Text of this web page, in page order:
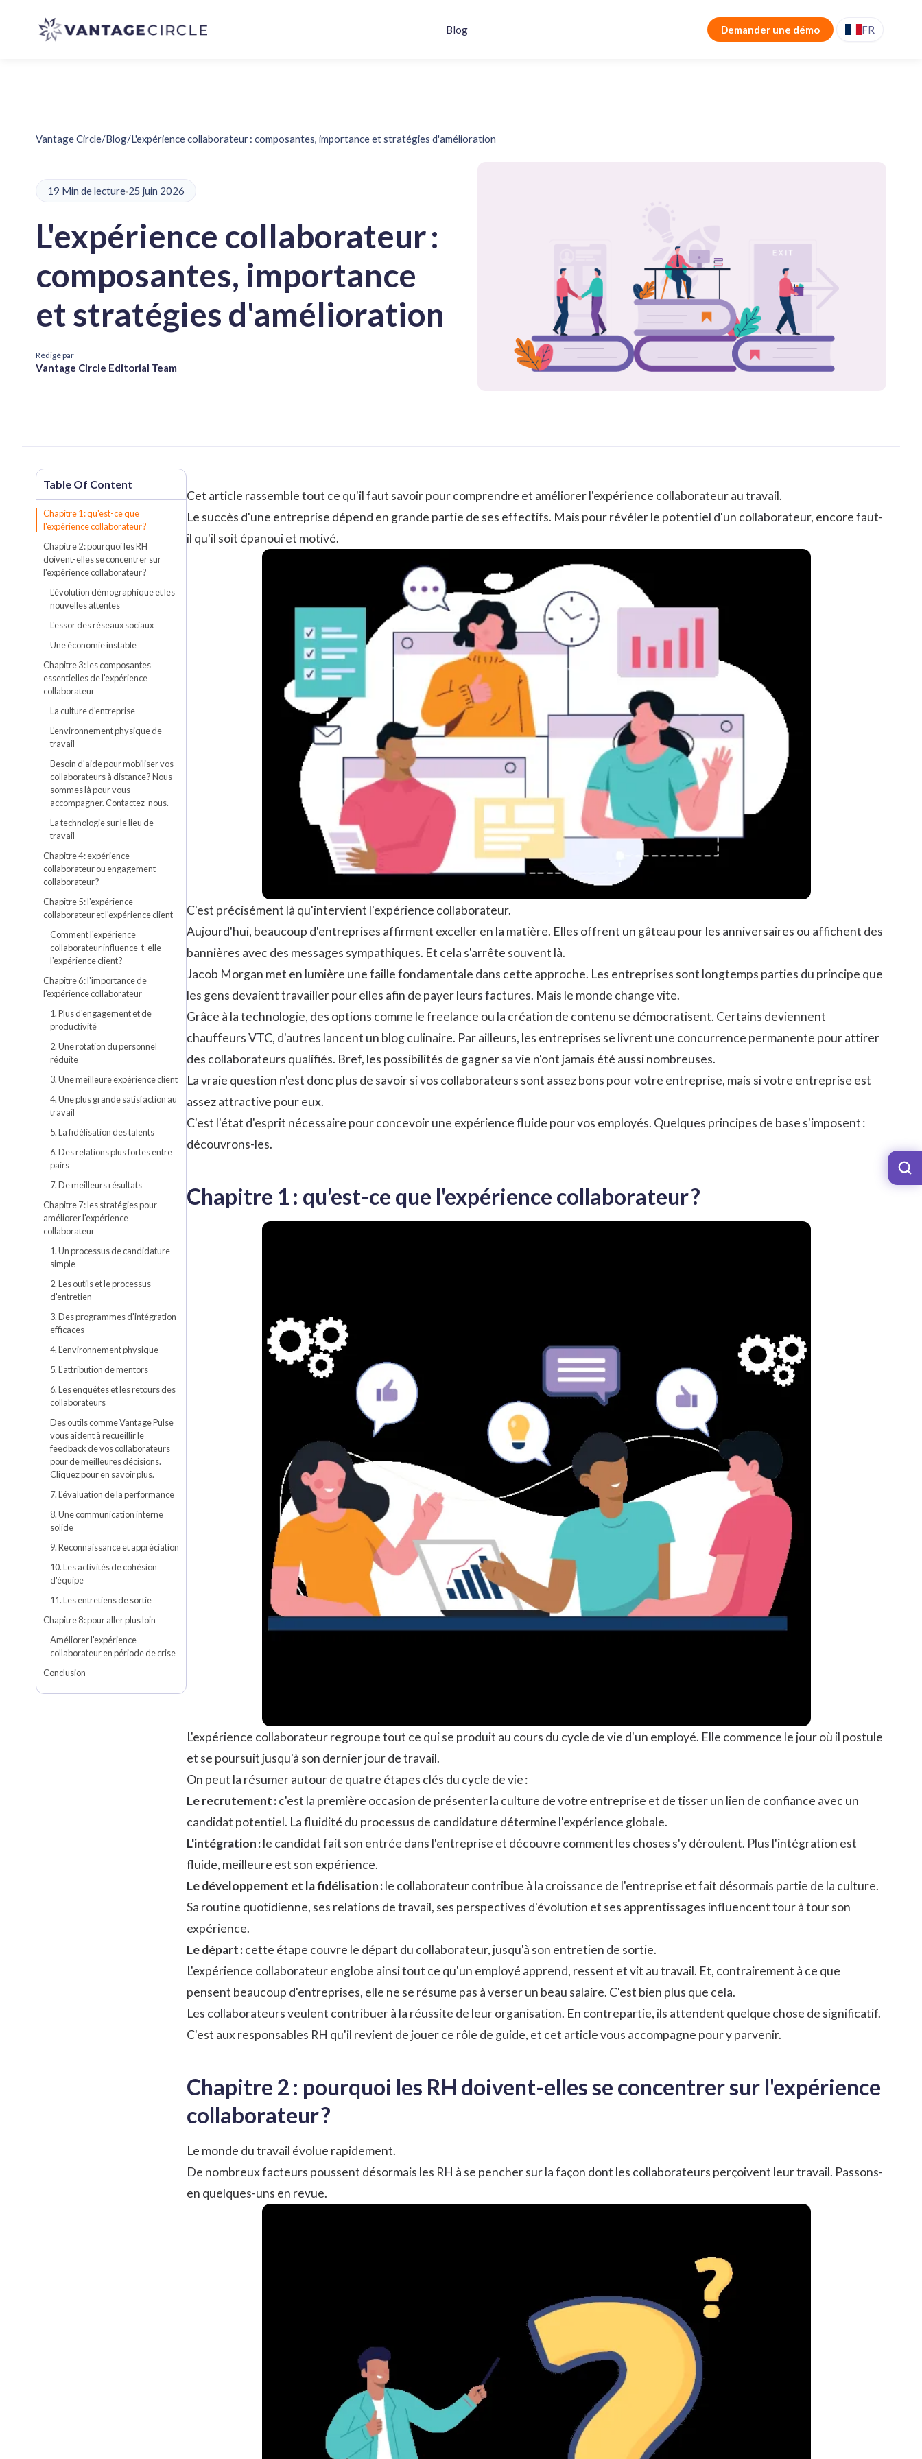
Blog Demander une démo FR
Vantage Circle/Blog/L'expérience collaborateur : composantes, importance et stratégies d'amélioration
19 Min de lecture·25 juin 2026
L'expérience collaborateur :
composantes, importance
et stratégies d'amélioration
Rédigé par
Vantage Circle Editorial Team
Chapitre 1 : qu'est-ce que
l'expérience collaborateur ?
Chapitre 2 : pourquoi les RH
doivent-elles se concentrer sur
l'expérience collaborateur ?
L'évolution démographique et les
nouvelles attentes
L'essor des réseaux sociaux
Une économie instable
Chapitre 3 : les composantes
essentielles de l'expérience
collaborateur
La culture d'entreprise
L'environnement physique de
travail
Besoin d'aide pour mobiliser vos
collaborateurs à distance ? Nous
sommes là pour vous
accompagner. Contactez-nous.
La technologie sur le lieu de
travail
Chapitre 4 : expérience
collaborateur ou engagement
collaborateur ?
Chapitre 5 : l'expérience
collaborateur et l'expérience client
Comment l'expérience
collaborateur influence-t-elle
l'expérience client ?
Chapitre 6 : l'importance de
l'expérience collaborateur
1. Plus d'engagement et de
productivité
2. Une rotation du personnel
réduite
3. Une meilleure expérience client
4. Une plus grande satisfaction au
travail
5. La fidélisation des talents
6. Des relations plus fortes entre
pairs
7. De meilleurs résultats
Chapitre 7 : les stratégies pour
améliorer l'expérience
collaborateur
1. Un processus de candidature
simple
2. Les outils et le processus
d'entretien
3. Des programmes d'intégration
efficaces
4. L'environnement physique
5. L'attribution de mentors
6. Les enquêtes et les retours des
collaborateurs
Des outils comme Vantage Pulse
vous aident à recueillir le
feedback de vos collaborateurs
pour de meilleures décisions.
Cliquez pour en savoir plus.
7. L'évaluation de la performance
8. Une communication interne
solide
9. Reconnaissance et appréciation
10. Les activités de cohésion
d'équipe
11. Les entretiens de sortie
Chapitre 8 : pour aller plus loin
Améliorer l'expérience
collaborateur en période de crise
Conclusion
Cet article rassemble tout ce qu'il faut savoir pour comprendre et améliorer l'expérience collaborateur au travail.
Le succès d'une entreprise dépend en grande partie de ses effectifs. Mais pour révéler le potentiel d'un collaborateur, encore faut-
il qu'il soit épanoui et motivé.
C'est précisément là qu'intervient l'expérience collaborateur.
Aujourd'hui, beaucoup d'entreprises affirment exceller en la matière. Elles offrent un gâteau pour les anniversaires ou affichent des
bannières avec des messages sympathiques. Et cela s'arrête souvent là.
Jacob Morgan met en lumière une faille fondamentale dans cette approche. Les entreprises sont longtemps parties du principe que
les gens devaient travailler pour elles afin de payer leurs factures. Mais le monde change vite.
Grâce à la technologie, des options comme le freelance ou la création de contenu se démocratisent. Certains deviennent
chauffeurs VTC, d'autres lancent un blog culinaire. Par ailleurs, les entreprises se livrent une concurrence permanente pour attirer
des collaborateurs qualifiés. Bref, les possibilités de gagner sa vie n'ont jamais été aussi nombreuses.
La vraie question n'est donc plus de savoir si vos collaborateurs sont assez bons pour votre entreprise, mais si votre entreprise est
assez attractive pour eux.
C'est l'état d'esprit nécessaire pour concevoir une expérience fluide pour vos employés. Quelques principes de base s'imposent :
découvrons-les.
Chapitre 1 : qu'est-ce que l'expérience collaborateur ?
L'expérience collaborateur regroupe tout ce qui se produit au cours du cycle de vie d'un employé. Elle commence le jour où il postule
et se poursuit jusqu'à son dernier jour de travail.
On peut la résumer autour de quatre étapes clés du cycle de vie :
Le recrutement :c'est la première occasion de présenter la culture de votre entreprise et de tisser un lien de confiance avec un
candidat potentiel. La fluidité du processus de candidature détermine l'expérience globale.
L'intégration :le candidat fait son entrée dans l'entreprise et découvre comment les choses s'y déroulent. Plus l'intégration est
fluide, meilleure est son expérience.
Le développement et la fidélisation :le collaborateur contribue à la croissance de l'entreprise et fait désormais partie de la culture.
Sa routine quotidienne, ses relations de travail, ses perspectives d'évolution et ses apprentissages influencent tour à tour son
expérience.
Le départ :cette étape couvre le départ du collaborateur, jusqu'à son entretien de sortie.
L'expérience collaborateur englobe ainsi tout ce qu'un employé apprend, ressent et vit au travail. Et, contrairement à ce que
pensent beaucoup d'entreprises, elle ne se résume pas à verser un beau salaire. C'est bien plus que cela.
Les collaborateurs veulent contribuer à la réussite de leur organisation. En contrepartie, ils attendent quelque chose de significatif.
C'est aux responsables RH qu'il revient de jouer ce rôle de guide, et cet article vous accompagne pour y parvenir.
Chapitre 2 : pourquoi les RH doivent-elles se concentrer sur l'expérience
collaborateur ?
Le monde du travail évolue rapidement.
De nombreux facteurs poussent désormais les RH à se pencher sur la façon dont les collaborateurs perçoivent leur travail. Passons-
en quelques-uns en revue.